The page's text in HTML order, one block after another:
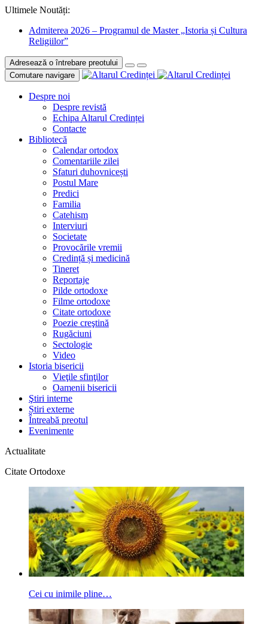
Ultimele Noutăți:
Admiterea 2026 – Programul de Master „Istoria și Cultura
Religiilor”
Adresează o întrebare preotului
Comutare navigare
Despre noi
Despre revistă
Echipa Altarul Credinței
Contacte
Bibliotecă
Calendar ortodox
Comentariile zilei
Sfaturi duhovnicești
Postul Mare
Predici
Familia
Catehism
Interviuri
Societate
Provocările vremii
Credință și medicină
Tineret
Reportaje
Pilde ortodoxe
Filme ortodoxe
Citate ortodoxe
Poezie creştină
Rugăciuni
Sectologie
Video
Istoria bisericii
Vieţile sfinţilor
Oamenii bisericii
Ştiri interne
Știri externe
Întreabă preotul
Evenimente
Actualitate
Citate Ortodoxe
Cei cu inimile pline…